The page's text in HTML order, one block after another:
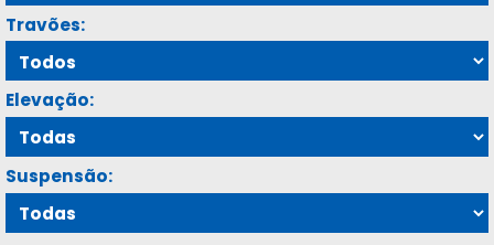
Travões:
Elevação:
Suspensão: